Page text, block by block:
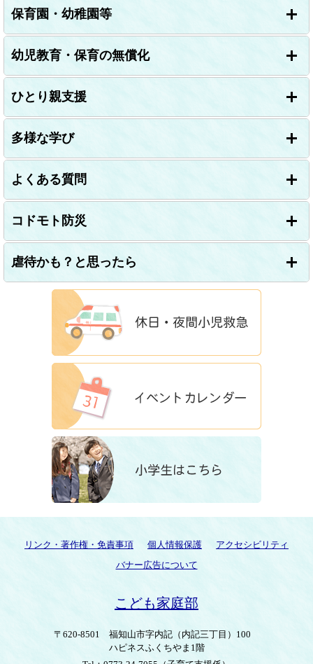
保育園・幼稚園等
幼児教育・保育の無償化
ひとり親支援
多様な学び
よくある質問
コドモト防災
虐待かも？と思ったら
リンク・著作権・免責事項 個人情報保護
アクセシビリティ
バナー広告について
こども家庭部
〒620-8501 福知山市字内記（内記三丁目）100
ハピネスふくちやま1階